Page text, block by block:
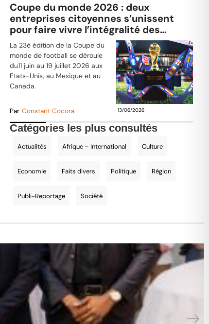
Coupe du monde 2026 : deux
entreprises citoyennes s’unissent
pour faire vivre l’intégralité des
matchs
La 23è édition de la Coupe du
monde de football se déroule
du11 juin au 19 juillet 2026 aux
Etats-Unis, au Mexique et au
Canada.
Par Constant Cocora 13/06/2026
Catégories les plus consultés
Actualités Afrique – International Culture
Economie Faits divers Politique Région
Publi-Reportage Société